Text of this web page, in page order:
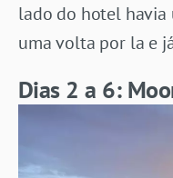
lado do hotel havia
uma volta por la e
Dias 2 a 6: